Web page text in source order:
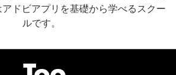
アドビアプリを基礎から学べるスクー
ルです。